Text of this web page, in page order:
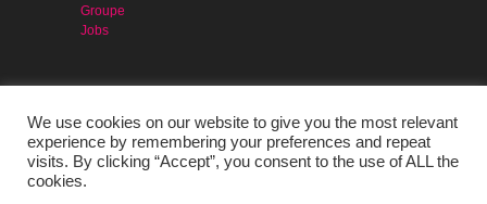
Groupe
Jobs
MAGAZINE & SERVICES
Agencia Publicidad
Version PDF – Gratis
Portugal
Evénement Prête-moi Ta Langue
We use cookies on our website to give you the most relevant
experience by remembering your preferences and repeat
visits. By clicking “Accept”, you consent to the use of ALL the
cookies.